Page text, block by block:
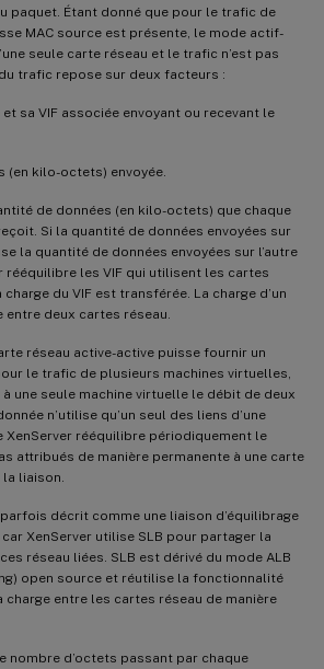
paquet. Étant donné que pour le trafic de
MAC source est présente, le mode actif-
seule carte réseau et le trafic n’est pas
trafic repose sur deux facteurs :
sa VIF associée envoyant ou recevant le
(en kilo-octets) envoyée.
de données (en kilo-octets) que chaque
Si la quantité de données envoyées sur
la quantité de données envoyées sur l’autre
rééquilibre les VIF qui utilisent les cartes
du VIF est transférée. La charge d’un
entre deux cartes réseau.
réseau active-active puisse fournir un
le trafic de plusieurs machines virtuelles,
une seule machine virtuelle le débit de deux
n’utilise qu’un seul des liens d’une
XenServer rééquilibre périodiquement le
attribués de manière permanente à une carte
liaison.
décrit comme une liaison d’équilibrage
XenServer utilise SLB pour partager la
réseau liées. SLB est dérivé du mode ALB
open source et réutilise la fonctionnalité
charge entre les cartes réseau de manière
nombre d’octets passant par chaque